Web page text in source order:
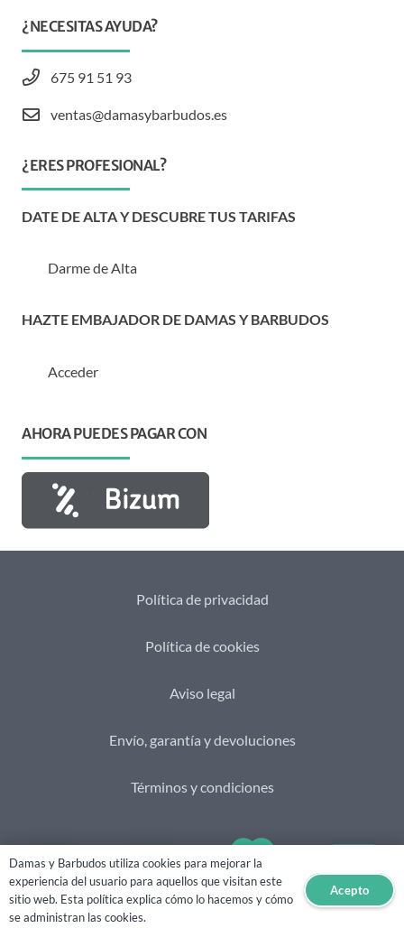
¿NECESITAS AYUDA?
675 91 51 93
ventas@damasybarbudos.es
¿ERES PROFESIONAL?
DATE DE ALTA Y DESCUBRE TUS TARIFAS
Darme de Alta
HAZTE EMBAJADOR DE DAMAS Y BARBUDOS
Acceder
AHORA PUEDES PAGAR CON
Política de privacidad
Política de cookies
Aviso legal
Envío, garantía y devoluciones
Términos y condiciones
2021 © Damas&Barbudos. Web creada poreHidra
Damas y Barbudos utiliza cookies para mejorar la
experiencia del usuario para aquellos que visitan este
sitio web. Esta política explica cómo lo hacemos y cómo
se administran las cookies.
Acepto